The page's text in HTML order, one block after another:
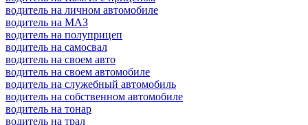
водитель на личном автомобиле
водитель на МАЗ
водитель на полуприцеп
водитель на самосвал
водитель на своем авто
водитель на своем автомобиле
водитель на служебный автомобиль
водитель на собственном автомобиле
водитель на тонар
водитель на трал